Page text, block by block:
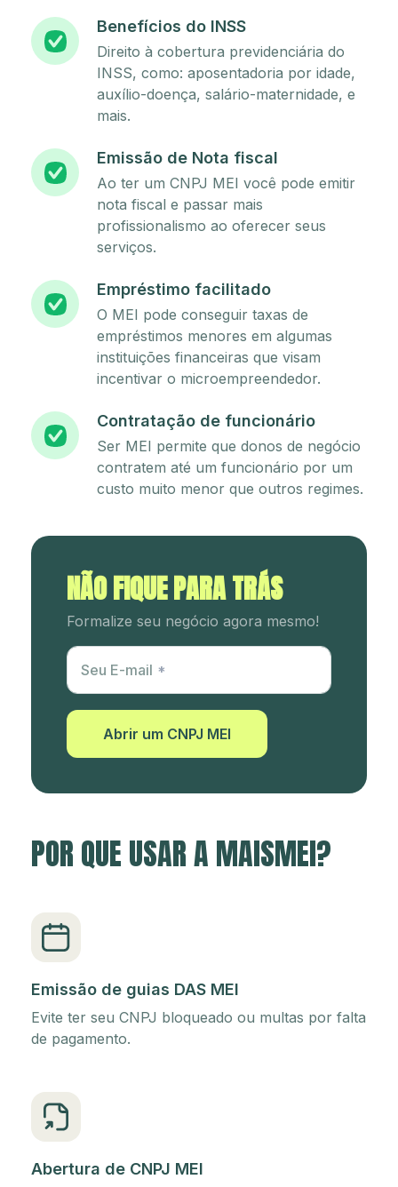
Benefícios do INSS
Direito à cobertura previdenciária do
INSS, como: aposentadoria por idade,
auxílio-doença, salário-maternidade, e
mais.
Emissão de Nota fiscal
Ao ter um CNPJ MEI você pode emitir
nota fiscal e passar mais
profissionalismo ao oferecer seus
serviços.
Empréstimo facilitado
O MEI pode conseguir taxas de
empréstimos menores em algumas
instituições financeiras que visam
incentivar o microempreendedor.
Contratação de funcionário
Ser MEI permite que donos de negócio
contratem até um funcionário por um
custo muito menor que outros regimes.
NÃO FIQUE PARA TRÁS
Formalize seu negócio agora mesmo!
Utm Content
Seu E-mail
Abrir um CNPJ MEI
POR QUE USAR A MAISMEI?
Emissão de guias DAS MEI
Evite ter seu CNPJ bloqueado ou multas por falta
de pagamento.
Abertura de CNPJ MEI